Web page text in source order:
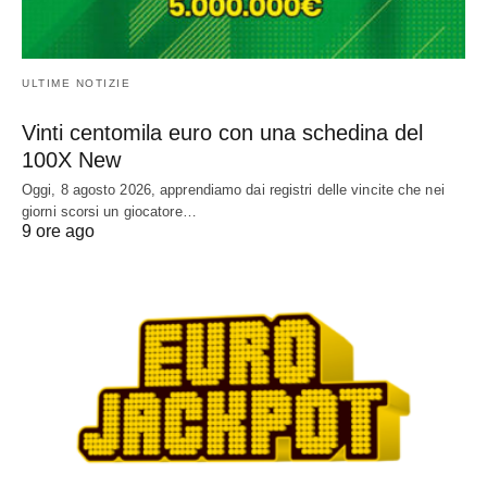
ULTIME NOTIZIE
Vinti centomila euro con una schedina del
100X New
Oggi, 8 agosto 2026, apprendiamo dai registri delle vincite che nei
giorni scorsi un giocatore…
9 ore ago